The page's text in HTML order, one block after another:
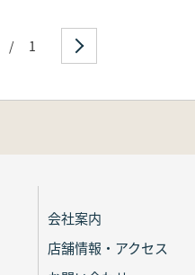
/ 1
会社案内
店舗情報・アクセス